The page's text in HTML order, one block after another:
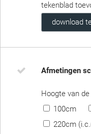
tekenblad
download
Afmetingen
Hoogte van
100cm
220cm